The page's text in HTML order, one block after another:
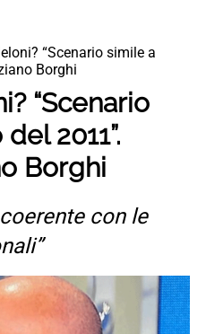
“Scenario simile a
Borghi
“Scenario
2011”.
Borghi
con le